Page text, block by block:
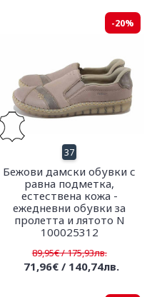
-20%
37
Бежови дамски обувки с
равна подметка,
естествена кожа -
ежедневни обувки за
пролетта и лятото N
100025312
89,95€ / 175,93лв.
71,96€ / 140,74лв.